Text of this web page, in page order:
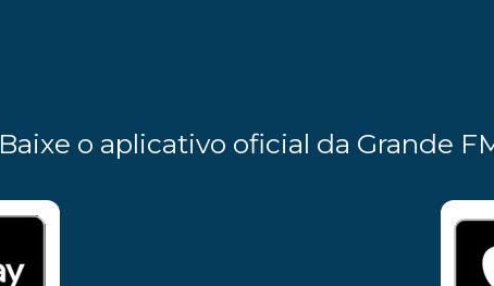
Baixe o aplicativo oficial da Grande